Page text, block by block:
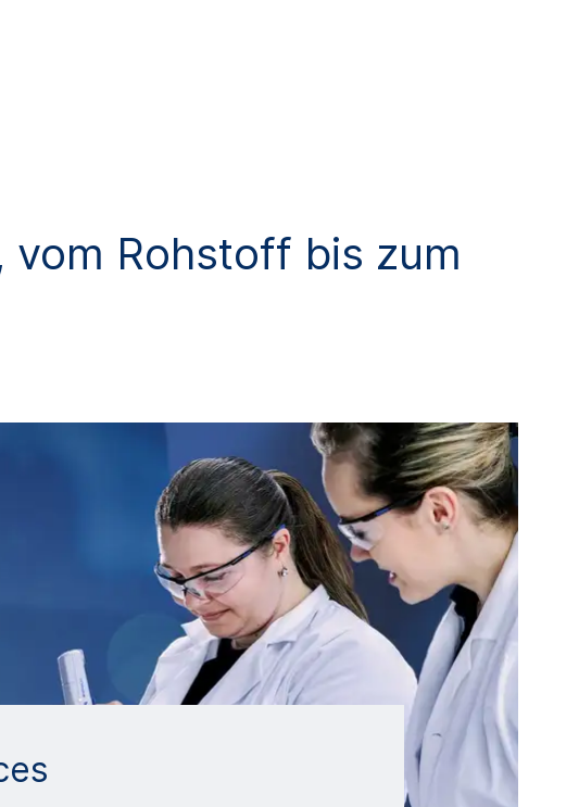
Rohstoff bis zum